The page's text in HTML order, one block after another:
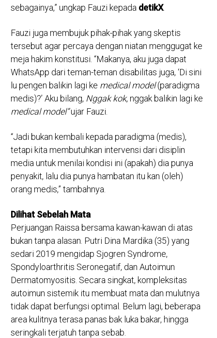
sebagainya,” ungkap Fauzi kepada detikX.
Fauzi juga membujuk pihak-pihak yang skeptis
tersebut agar percaya dengan niatan menggugat ke
meja hakim konstitusi. “Makanya, aku juga dapat
WhatsApp dari teman-teman disabilitas juga, ‘Di sini
lu pengen balikin lagi ke medical model(paradigma
medis)?’ Aku bilang, Nggak kok, nggak balikin lagi ke
medical model”ujar Fauzi.
“Jadi bukan kembali kepada paradigma (medis),
tetapi kita membutuhkan intervensi dari disiplin
media untuk menilai kondisi ini (apakah) dia punya
penyakit, lalu dia punya hambatan itu kan (oleh)
orang medis,” tambahnya.
Dilihat Sebelah Mata
Perjuangan Raissa bersama kawan-kawan di atas
bukan tanpa alasan. Putri Dina Mardika (35) yang
sedari 2019 mengidap Sjogren Syndrome,
Spondyloarthritis Seronegatif, dan Autoimun
Dermatomyositis. Secara singkat, kompleksitas
autoimun sistemik itu membuat mata dan mulutnya
tidak dapat berfungsi optimal. Belum lagi, beberapa
area kulitnya terasa panas bak luka bakar, hingga
seringkali terjatuh tanpa sebab.